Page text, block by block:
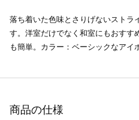
落ち着いた色味とさりげないストラ
す。洋室だけでなく和室にもおすす
も簡単。カラー：ベーシックなアイ
商品の仕様